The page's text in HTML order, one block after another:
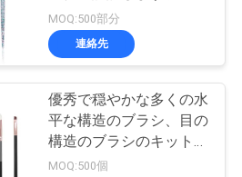
をかけます
MOQ:500部分
連絡先
優秀で穏やかな多くの水
平な構造のブラシ、目の
構造のブラシのキットの
従順なTaklonの毛
MOQ:500個